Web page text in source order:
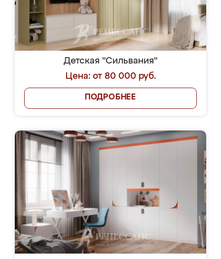
Детская "Сильвания"
Цена: от 80 000 руб.
ПОДРОБНЕЕ